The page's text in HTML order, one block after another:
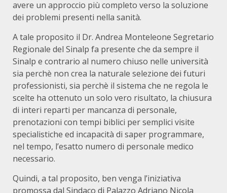
avere un approccio più completo verso la soluzione
dei problemi presenti nella sanità.
A tale proposito il Dr. Andrea Monteleone Segretario
Regionale del Sinalp fa presente che da sempre il
Sinalp e contrario al numero chiuso nelle università
sia perchè non crea la naturale selezione dei futuri
professionisti, sia perchè il sistema che ne regola le
scelte ha ottenuto un solo vero risultato, la chiusura
di interi reparti per mancanza di personale,
prenotazioni con tempi biblici per semplici visite
specialistiche ed incapacità di saper programmare,
nel tempo, l’esatto numero di personale medico
necessario.
Quindi, a tal proposito, ben venga l’iniziativa
promossa dal Sindaco di Palazzo Adriano Nicola